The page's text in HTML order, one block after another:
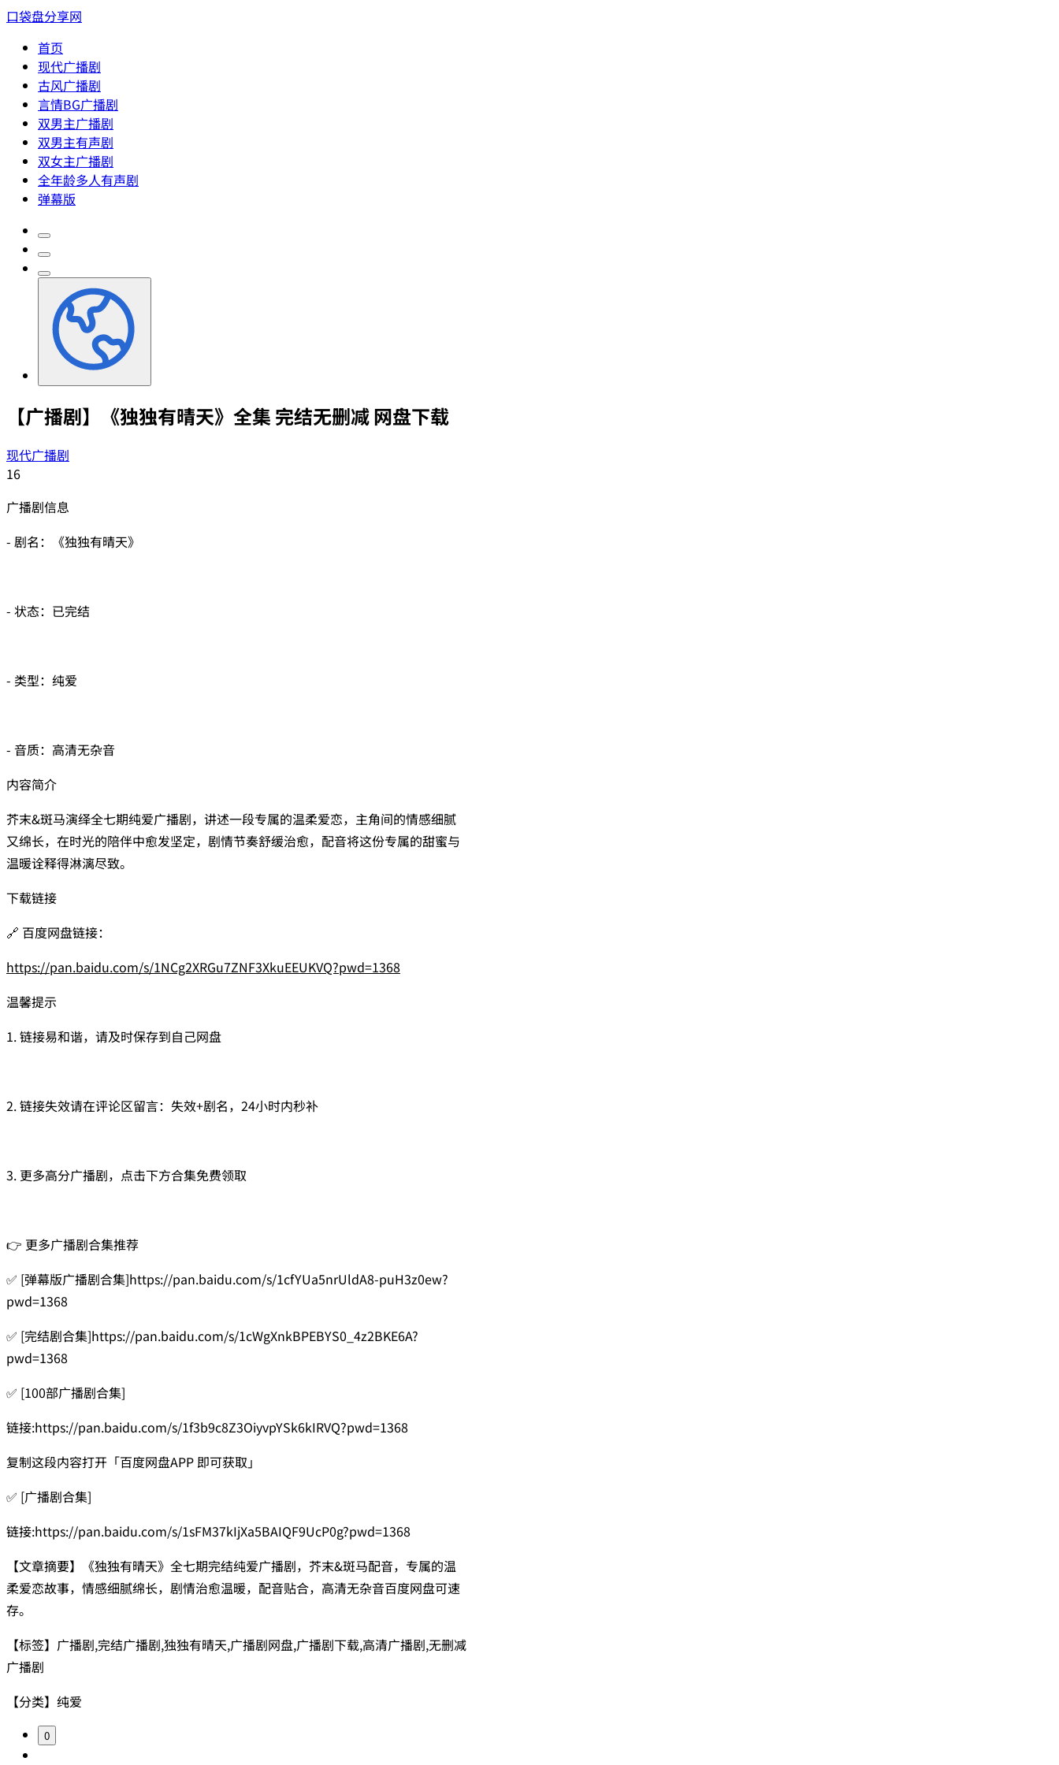
口袋盘分享网
首页
现代广播剧
古风广播剧
言情BG广播剧
双男主广播剧
双男主有声剧
双女主广播剧
全年龄多人有声剧
弹幕版
【广播剧】《独独有晴天》全集 完结无删减 网盘下载
现代广播剧
16
广播剧信息
- 剧名：《独独有晴天》
- 状态：已完结
- 类型：纯爱
- 音质：高清无杂音
内容简介
芥末&斑马演绎全七期纯爱广播剧，讲述一段专属的温柔爱恋，主角间的情感细腻
又绵长，在时光的陪伴中愈发坚定，剧情节奏舒缓治愈，配音将这份专属的甜蜜与
温暖诠释得淋漓尽致。
下载链接
🔗 百度网盘链接：
https://pan.baidu.com/s/1NCg2XRGu7ZNF3XkuEEUKVQ?pwd=1368
温馨提示
1. 链接易和谐，请及时保存到自己网盘
2. 链接失效请在评论区留言：失效+剧名，24小时内秒补
3. 更多高分广播剧，点击下方合集免费领取
👉 更多广播剧合集推荐
✅ [弹幕版广播剧合集]https://pan.baidu.com/s/1cfYUa5nrUldA8-puH3z0ew?
pwd=1368
✅ [完结剧合集]https://pan.baidu.com/s/1cWgXnkBPEBYS0_4z2BKE6A?
pwd=1368
✅ [100部广播剧合集]
链接:https://pan.baidu.com/s/1f3b9c8Z3OiyvpYSk6kIRVQ?pwd=1368
复制这段内容打开「百度网盘APP 即可获取」
✅ [广播剧合集]
链接:https://pan.baidu.com/s/1sFM37kIjXa5BAIQF9UcP0g?pwd=1368
【文章摘要】《独独有晴天》全七期完结纯爱广播剧，芥末&斑马配音，专属的温
柔爱恋故事，情感细腻绵长，剧情治愈温暖，配音贴合，高清无杂音百度网盘可速
存。
【标签】广播剧,完结广播剧,独独有晴天,广播剧网盘,广播剧下载,高清广播剧,无删减
广播剧
【分类】纯爱
0